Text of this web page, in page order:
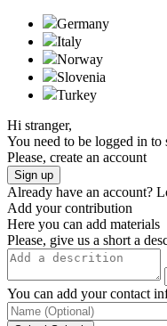
Germany
Italy
Norway
Slovenia
Turkeу
Hi stranger,
You need to be logged in to
Please, create an account
Sign up
Already have an account?
Add your contribution
Here you can add materials
Please, give us a short a
You can add your contact